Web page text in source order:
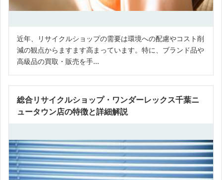
近年、リサイクルショップの需要は環境への配慮やコスト削
減の観点からますます高まっています。特に、ブランド品や
高級品の買取・販売を手...
総合リサイクルショップ・ワンダーレックス千葉ニ
ュータウン店の特徴と詳細解説